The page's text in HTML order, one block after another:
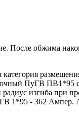
После обжима
ПуГВ ПВ1*95
изгиба при
1*95 - 362